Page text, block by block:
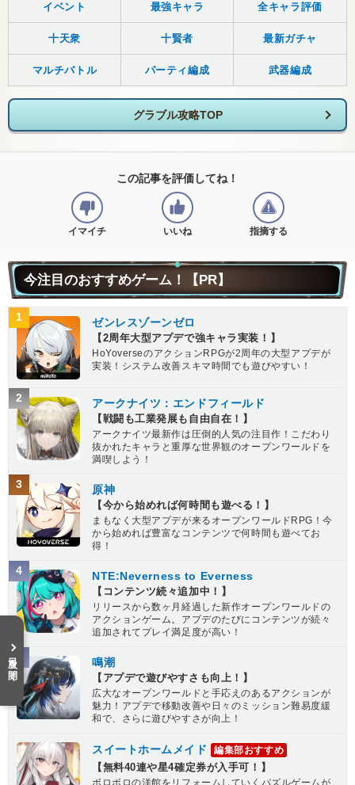
イベント 最強キャラ 全キャラ評価
十天衆 十賢者 最新ガチャ
マルチバトル パーティ編成 武器編成
グラブル攻略TOP
この記事を評価してね！
イマイチ いいね 指摘する
今注目のおすすめゲーム！【PR】
1 ゼンレスゾーンゼロ
【2周年大型アプデで強キャラ実装！】
HoYoverseのアクションRPGが2周年の大型アプデが
実装！システム改善スキマ時間でも遊びやすい！
2 アークナイツ：エンドフィールド
【戦闘も工業発展も自由自在！】
アークナイツ最新作は圧倒的人気の注目作！こだわり
抜かれたキャラと重厚な世界観のオープンワールドを
満喫しよう！
3 原神
【今から始めれば何時間も遊べる！】
まもなく大型アプデが来るオープンワールドRPG！今
から始めれば豊富なコンテンツで何時間も遊べてお
得！
4 NTE:Neverness to Everness
【コンテンツ続々追加中！】
リリースから数ヶ月経過した新作オープンワールドの
アクションゲーム。アプデのたびにコンテンツが続々
追加されてプレイ満足度が高い！
5 鳴潮
【アプデで遊びやすさも向上！】
広大なオープンワールドと手応えのあるアクションが
魅力！アプデで移動改善や日々のミッション難易度緩
和で、さらに遊びやすさが向上！
スイートホームメイド 編集部おすすめ
【無料40連や星4確定券が入手可！】
ボロボロの洋館をリフォームしていくパズルゲームが
目次を開く